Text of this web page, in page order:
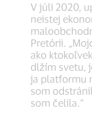
V júli 2020,
neistej
Pretórii.
ako
dlžím svetu,
ja platformu
som
som čelila.“